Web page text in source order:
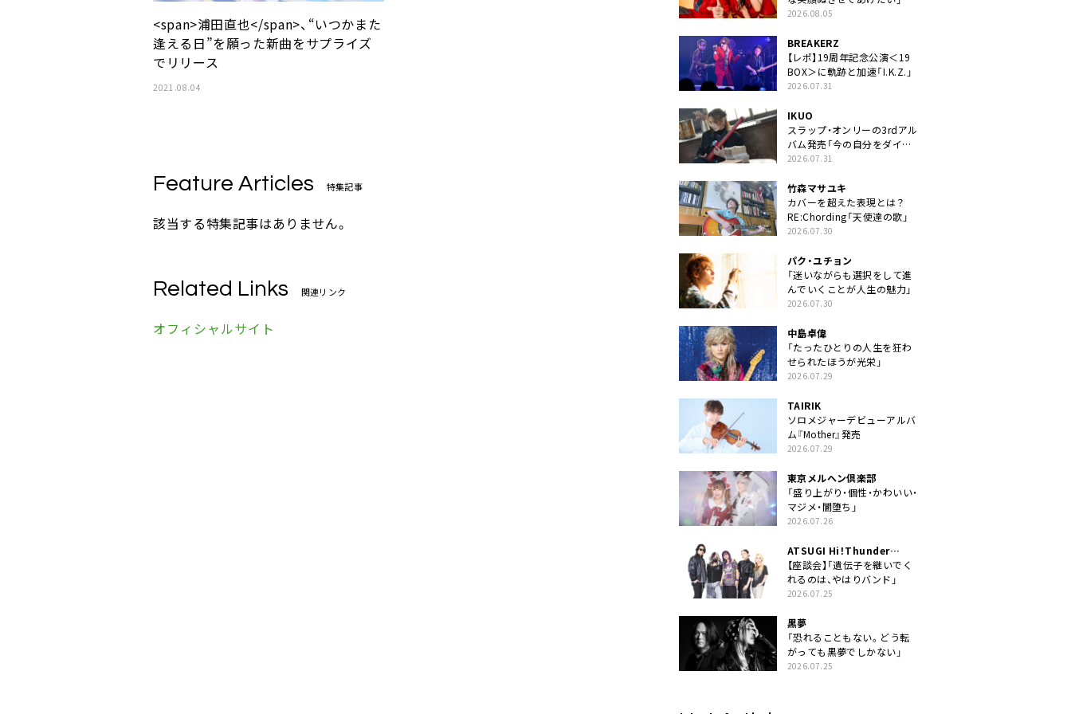
<span>浦田直也</span>、“いつかまた
逢える日”を願った新曲をサプライズ
でリリース
2021.08.04
Feature Articles 特集記事
該当する特集記事はありません。
Related Links 関連リンク
オフィシャルサイト
2026.08.05
BREAKERZ
【レポ】19周年記念公演＜19
BOX＞に軌跡と加速「I.K.Z.」
2026.07.31
IKUO
スラップ・オンリーの3rdアル
バム発売「今の自分をダイレ
クトに」
2026.07.31
竹森マサユキ
カバーを超えた表現とは？
RE:Chording「天使達の歌」
2026.07.30
パク・ユチョン
「迷いながらも選択をして進
んでいくことが人生の魅力」
2026.07.30
中島卓偉
「たったひとりの人生を狂わ
せられたほうが光栄」
2026.07.29
TAIRIK
ソロメジャーデビューアルバ
ム『Mother』発売
2026.07.29
東京メルヘン倶楽部
「盛り上がり・個性・かわいい・
マジメ・闇堕ち」
2026.07.26
ATSUGI Hi！Thunder
Rock Festival
【座談会】「遺伝子を継いでく
れるのは、やはりバンド」
2026.07.25
黒夢
「恐れることもない。どう転
がっても黒夢でしかない」
2026.07.25